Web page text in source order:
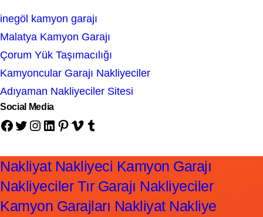
inegöl kamyon garajı
Malatya Kamyon Garajı
Çorum Yük Taşımacılığı
Kamyoncular Garajı Nakliyeciler
Adıyaman Nakliyeciler Sitesi
Social Media
Facebook Twitter Instagram LinkedIn Pinterest Vimeo Tumblr
Nakliyat Nakliyeci Kamyon Garajı
Nakliyeciler Tır Garajı Nakliyeciler
Kamyon Garajları Nakliyat Nakliye